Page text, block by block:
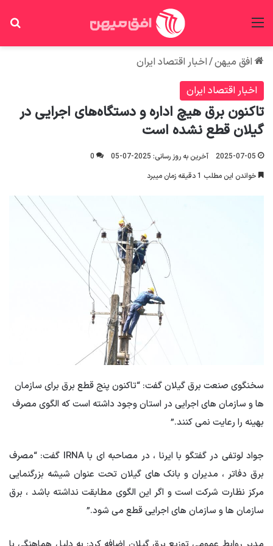
افق میهن/اخبار اقتصاد ایران
اخبار اقتصاد ایران
تاکنون برق هیچ اداره و دستگاه‌های اجرایی در
گیلان قطع نشده است
2025-07-05 آخرین به روز رسانی: 2025-07-05
0
خواندن این مطلب 1 دقیقه زمان میبرد
سخنگوی صنعت برق گیلان گفت: “تاکنون پنج قطع برق برای سازمان
ها و سازمان های اجرایی در استان وجود داشته است که الگوی مصرف
بهینه را رعایت نمی کنند.”
جواد لوتفی در گفتگو با ایرنا ، در مصاحبه ای با IRNA گفت: “مصرف
برق دفاتر ، مدیران و بانک های گیلان تحت عنوان شیشه بزرگنمایی
مرکز نظارت شرکت است و اگر این الگوی مطابقت نداشته باشد ، برق
سازمان ها و سازمان های اجرایی قطع می شود.”